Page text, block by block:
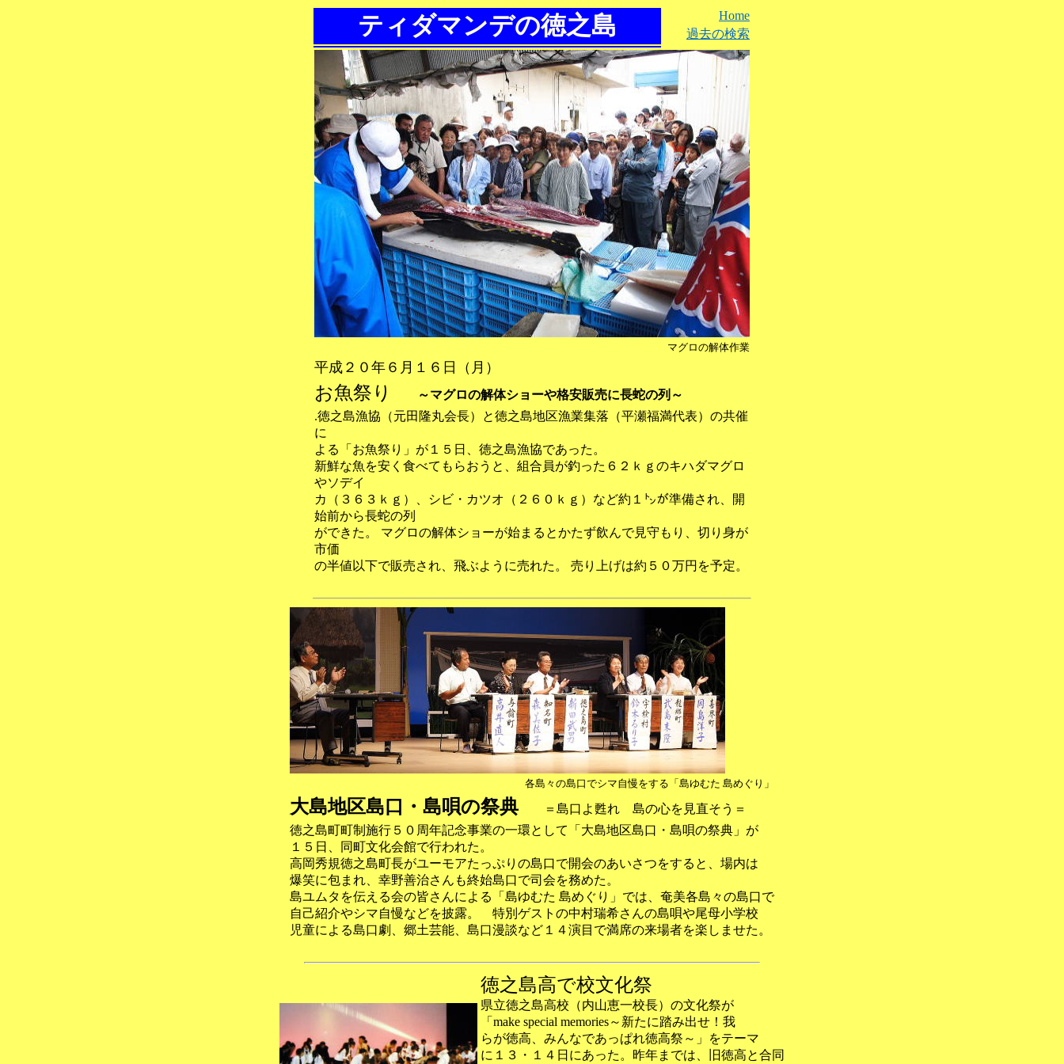
ティダマンデの徳之島
Home
過去の検索
マグロの解体作業
平成２０年６月１６日（月）
お魚祭り
～マグロの解体ショーや格安販売に長蛇の列～
.徳之島漁協（元田隆丸会長）と徳之島地区漁業集落（平瀬福満代表）の共催
に
よる「お魚祭り」が１５日、徳之島漁協であった。
新鮮な魚を安く食べてもらおうと、組合員が釣った６２ｋｇのキハダマグロ
やソデイ
カ（３６３ｋｇ）、シビ・カツオ（２６０ｋｇ）など約１㌧が準備され、開
始前から長蛇の列
ができた。 マグロの解体ショーが始まるとかたず飲んで見守もり、切り身が
市価
の半値以下で販売され、飛ぶように売れた。 売り上げは約５０万円を予定。
各島々の島口でシマ自慢をする「島ゆむた 島めぐり」
大島地区島口・島唄の祭典 ＝島口よ甦れ 島の心を見直そう＝
徳之島町町制施行５０周年記念事業の一環として「大島地区島口・島唄の祭典」が
１５日、同町文化会館で行われた。
高岡秀規徳之島町長がユーモアたっぷりの島口で開会のあいさつをすると、場内は
爆笑に包まれ、幸野善治さんも終始島口で司会を務めた。
島ユムタを伝える会の皆さんによる「島ゆむた 島めぐり」では、奄美各島々の島口で
自己紹介やシマ自慢などを披露。 特別ゲストの中村瑞希さんの島唄や尾母小学校
児童による島口劇、郷土芸能、島口漫談など１４演目で満席の来場者を楽しませた。
徳之島高で校文化祭
県立徳之島高校（内山恵一校長）の文化祭が
「make special memories～新たに踏み出せ！我
らが徳高、みんなであっぱれ徳高祭～」をテーマ
に１３・１４日にあった。昨年までは、旧徳高と合同